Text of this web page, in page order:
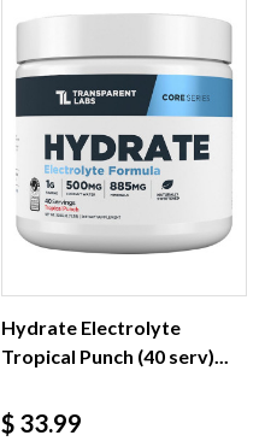
Hydrate Electrolyte
Tropical Punch (40 serv)...
Precio
$ 33.99